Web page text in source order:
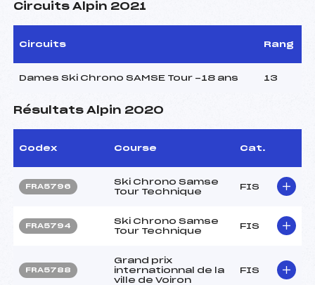
Circuits Alpin 2021
Circuits Rang
Dames Ski Chrono SAMSE Tour -18 ans 13
Résultats Alpin 2020
Codex Course Cat.
FRA5796
Ski Chrono Samse
Tour Technique
FIS
FRA5794
Ski Chrono Samse
Tour Technique
FIS
FRA5788
Grand prix
internationnal de la
ville de Voiron
FIS